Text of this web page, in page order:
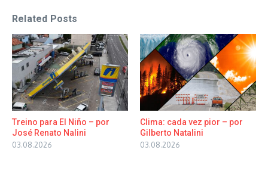
Related Posts
Treino para El Niño – por
José Renato Nalini
03.08.2026
Clima: cada vez pior – por
Gilberto Natalini
03.08.2026